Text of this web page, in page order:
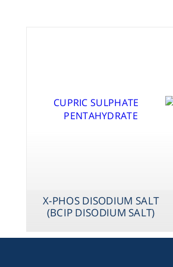
X-PHOS DISODIUM SALT
(BCIP DISODIUM SALT)